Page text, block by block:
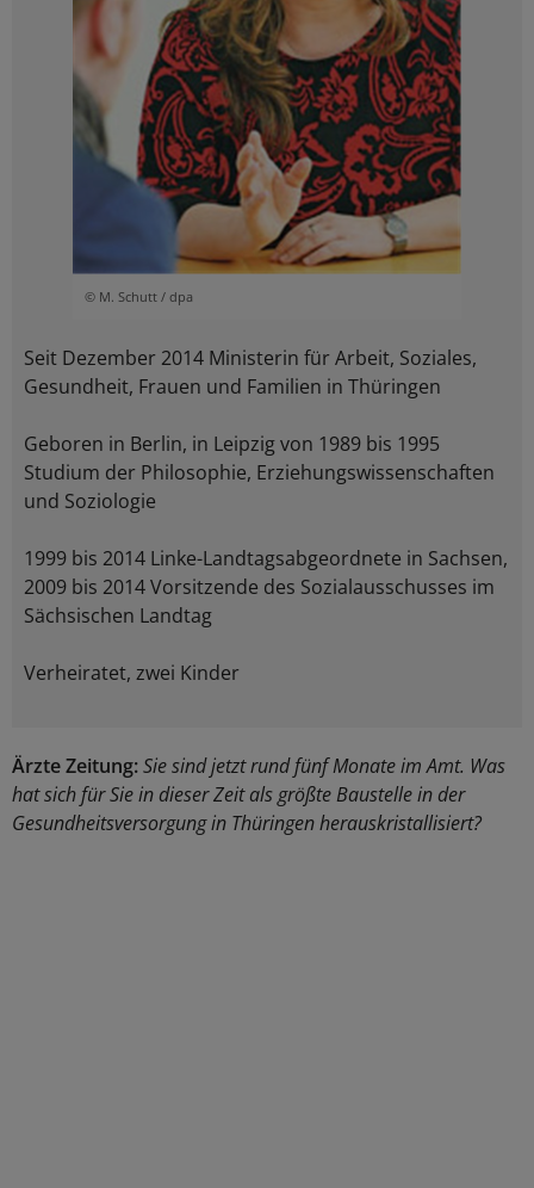
© M. Schutt / dpa
Seit Dezember 2014 Ministerin für Arbeit, Soziales,
Gesundheit, Frauen und Familien in Thüringen
Geboren in Berlin, in Leipzig von 1989 bis 1995
Studium der Philosophie, Erziehungswissenschaften
und Soziologie
1999 bis 2014 Linke-Landtagsabgeordnete in Sachsen,
2009 bis 2014 Vorsitzende des Sozialausschusses im
Sächsischen Landtag
Verheiratet, zwei Kinder
Ärzte Zeitung:Sie sind jetzt rund fünf Monate im Amt. Was
hat sich für Sie in dieser Zeit als größte Baustelle in der
Gesundheitsversorgung in Thüringen herauskristallisiert?